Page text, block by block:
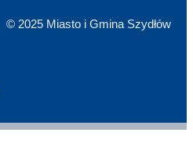
© 2025 Miasto i Gmina Szydłów